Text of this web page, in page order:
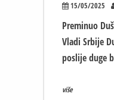
15/05/2025
Preminuo
Vladi Srbije
poslije duge
više